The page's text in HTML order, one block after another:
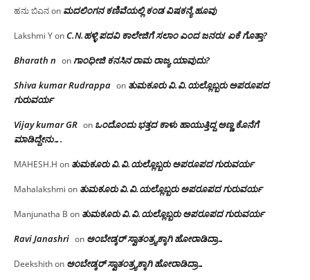
ಹನು ಬಿಎನon ಮದಲಿಂಗನ ಕಣಿವೆಯಲ್ಲಿ ಕಂಡ ವಿಷಕನ್ಯೆ ಹೂವು
Lakshmi YonC.N.ಹಳ್ಳಿ ಪದವಿ ಕಾಲೇಜಿಗೆ ಸಲಾಂ‌ ಎಂದ ಜನರು! ಏಕೆ ಗೊತ್ತಾ?
Bharath n onಗಾಂಧೀಜಿ ಕನಸಿನ ರಾಮ ರಾಜ್ಯ ಯಾವುದು?
Shiva kumar Rudrappa on ತುಮಕೂರು‌ ವಿ.ವಿ.ಯಲ್ಲೊಬ್ಬರು ಅಪರೂಪದ
ಗುರುವರ್ಯ
Vijay kumar GR on ಒಂದೊಂದು ಭತ್ತದ ಕಾಳು ಹಾಯುತ್ತಿದ್ದ ಅಣ್ಣ ಕೊನೆಗೆ
ಮಾಡಿದ್ದೇನು….
MAHESH.H on ತುಮಕೂರು‌ ವಿ.ವಿ.ಯಲ್ಲೊಬ್ಬರು ಅಪರೂಪದ ಗುರುವರ್ಯ
Mahalakshmi on ತುಮಕೂರು‌ ವಿ.ವಿ.ಯಲ್ಲೊಬ್ಬರು ಅಪರೂಪದ ಗುರುವರ್ಯ
Manjunatha B on ತುಮಕೂರು‌ ವಿ.ವಿ.ಯಲ್ಲೊಬ್ಬರು ಅಪರೂಪದ ಗುರುವರ್ಯ
Ravi Janashri on ಅಂಬೇಡ್ಕರ್ ಸ್ವಾತಂತ್ರ್ಯಕ್ಕಾಗಿ ಹೋರಾಡಿದ್ರಾ…
Deekshithon ಅಂಬೇಡ್ಕರ್ ಸ್ವಾತಂತ್ರ್ಯಕ್ಕಾಗಿ ಹೋರಾಡಿದ್ರಾ…